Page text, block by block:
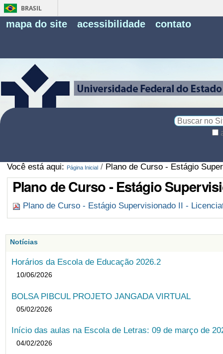
BRASIL
mapa do site acessibilidade contato
Você está aqui: Página Inicial / Plano de Curso - Estágio
Plano de Curso - Estágio
Plano de Curso - Estágio Supervisionado II -
Notícias
Horários da Escola de Educação 2026.2
10/06/2026
BOLSA PIBCUL PROJETO JANGADA VIRTUAL
05/02/2026
Início das aulas na Escola de Letras: 09 de março de
04/02/2026